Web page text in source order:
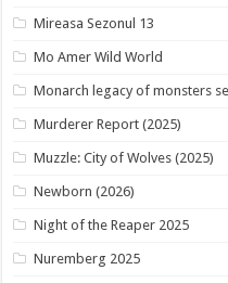
Mireasa Sezonul 13
Mo Amer Wild World
Monarch legacy of monsters
Murderer Report (2025)
Muzzle: City of Wolves (2025)
Newborn (2026)
Night of the Reaper 2025
Nuremberg 2025